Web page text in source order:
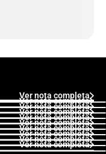
Ver nota completa
Ver nota completa
Ver nota completa
Ver nota completa
Ver nota completa
Ver nota completa
Ver nota completa
Ver nota completa
Ver nota completa
Ver nota completa